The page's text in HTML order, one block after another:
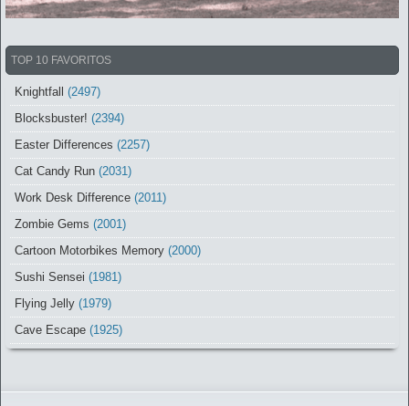
TOP 10 FAVORITOS
Knightfall (2497)
Blocksbuster! (2394)
Easter Differences (2257)
Cat Candy Run (2031)
Work Desk Difference (2011)
Zombie Gems (2001)
Cartoon Motorbikes Memory (2000)
Sushi Sensei (1981)
Flying Jelly (1979)
Cave Escape (1925)